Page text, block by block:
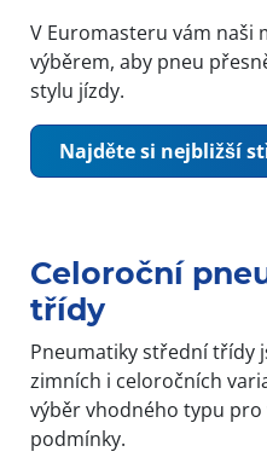
V Euromasteru vám naši
výběrem, aby pneu
stylu jízdy.
Najděte si nejbližší
Celoroční
třídy
Pneumatiky střední třídy
zimních i celoročních
výběr vhodného typu pro
podmínky.